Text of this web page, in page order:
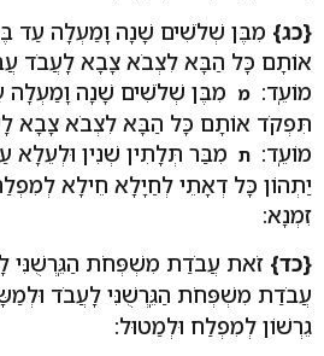
{כג} מִבֶּן שְׁלֹשִׁים שָׁנָה וָמַעְלָה עַד
אוֹתָם כָּל הַבָּא לִצְבֹא צָבָא לַֽעֲבֹד
מוֹעֵֽד: מ מִבֶּן שְׁלֹשִׁים שָׁנָה וָמַעְלָה
תִּפְקֹד אוֹתָם כָּל הַבָּא לִצְבֹא צָבָא
מוֹעֵֽד: ת מִבַּר תְּלָתִין שְׁנִין וּלְעֵלָא
יַתְהוֹן כָּל דְאָתֵי לְחַיָלָא חֵילָא
זִמְנָא:
{כד} זֹאת עֲבֹדַת מִשְׁפְּחֹת הַגֵּֽרְשֻׁנִּי
עֲבֹדַת מִשְׁפְּחֹת הַגֵּֽרְשֻׁנִּי לַֽעֲבֹד
גֵרְשׁוֹן לְמִפְלַח וּלְמַטוּל: